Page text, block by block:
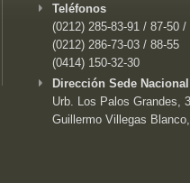
Teléfonos
(0212) 285-83-91 / 87-50 /
(0212) 286-73-03 / 88-55
(0414) 150-32-30
Dirección Sede
Urb. Los Palos Grandes,
Guillermo Villegas